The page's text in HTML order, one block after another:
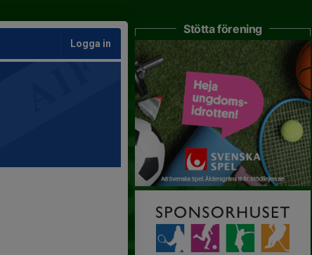
Logga in
Stötta förening